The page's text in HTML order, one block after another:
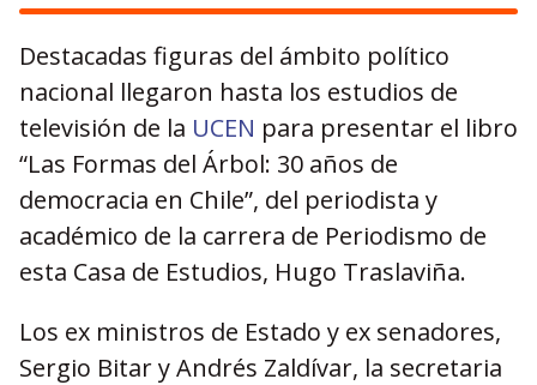
Destacadas figuras del ámbito político
nacional llegaron hasta los estudios de
televisión de la UCEN para presentar el libro
“Las Formas del Árbol: 30 años de
democracia en Chile”, del periodista y
académico de la carrera de Periodismo de
esta Casa de Estudios, Hugo Traslaviña.
Los ex ministros de Estado y ex senadores,
Sergio Bitar y Andrés Zaldívar, la secretaria